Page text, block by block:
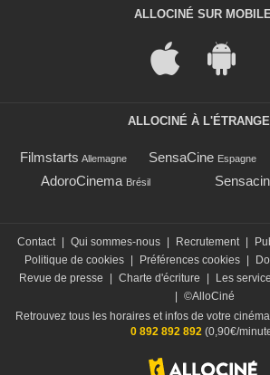
ALLOCINÉ SUR MOBILE
ALLOCINÉ À
Filmstarts Allemagne SensaCine Espagne
AdoroCinema Brésil
Contact | Qui sommes-nous | Recrutement |
Politique de cookies | Préférences cookies |
Revue de presse
| Charte d'écriture | Les
| ©AlloCiné
Retrouvez tous les horaires et infos de votre
0 892 892 892 (0,90€/